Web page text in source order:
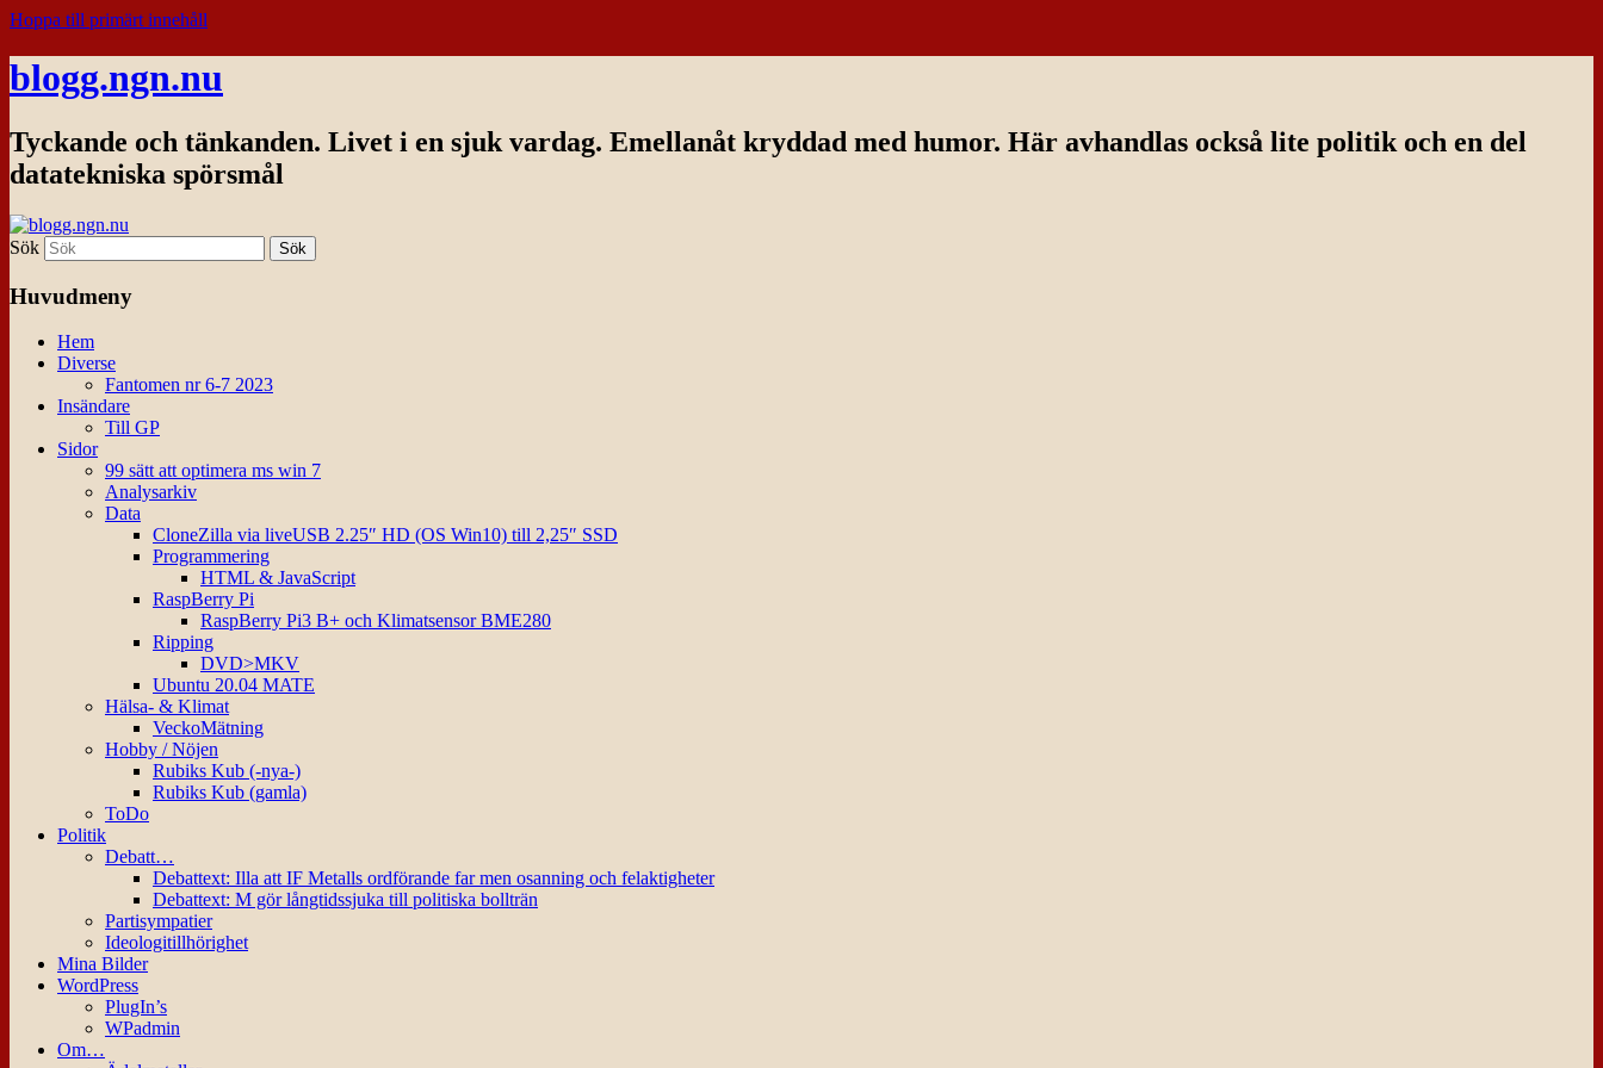
Hoppa till primärt innehåll
blogg.ngn.nu
Tyckande och tänkanden. Livet i en sjuk vardag. Emellanåt kryddad med humor. Här avhandlas också lite politik och en del
datatekniska spörsmål
Sök
Huvudmeny
Hem
Diverse
Fantomen nr 6-7 2023
Insändare
Till GP
Sidor
99 sätt att optimera ms win 7
Analysarkiv
Data
CloneZilla via liveUSB 2.25″ HD (OS Win10) till 2,25″ SSD
Programmering
HTML & JavaScript
RaspBerry Pi
RaspBerry Pi3 B+ och Klimatsensor BME280
Ripping
DVD>MKV
Ubuntu 20.04 MATE
Hälsa- & Klimat
VeckoMätning
Hobby / Nöjen
Rubiks Kub (-nya-)
Rubiks Kub (gamla)
ToDo
Politik
Debatt…
Debattext: Illa att IF Metalls ordförande far men osanning och felaktigheter
Debattext: M gör långtidssjuka till politiska bollträn
Partisympatier
Ideologitillhörighet
Mina Bilder
WordPress
PlugIn’s
WPadmin
Om…